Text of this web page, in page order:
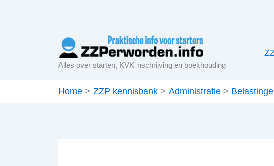
Alles over starten, KVK inschrijving en boekhouding
Home ZZP kennisbank Administratie